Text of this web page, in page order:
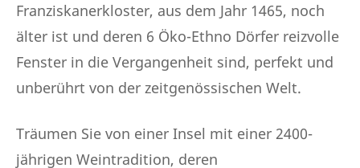
Franziskanerkloster, aus dem Jahr 1465, noch
älter ist und deren 6 Öko-Ethno Dörfer reizvolle
Fenster in die Vergangenheit sind, perfekt und
unberührt von der zeitgenössischen Welt.
Träumen Sie von einer Insel mit einer 2400-
jährigen Weintradition, deren